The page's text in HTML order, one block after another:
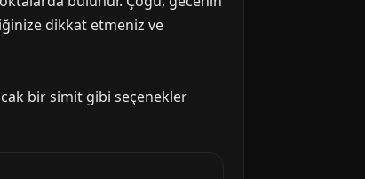
dikkat etmeniz ve
bir simit gibi seçenekler